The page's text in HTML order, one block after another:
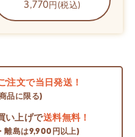
3,770 円(税込)
注文で当日発送！
品に限る)
い上げで送料無料！
島は9,900円以上)